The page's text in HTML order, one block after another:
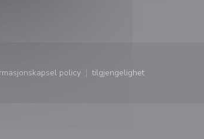
vindu))
policy
((åpner i et nytt vindu))
tilgjengelighet
((åpner i et nytt vindu))